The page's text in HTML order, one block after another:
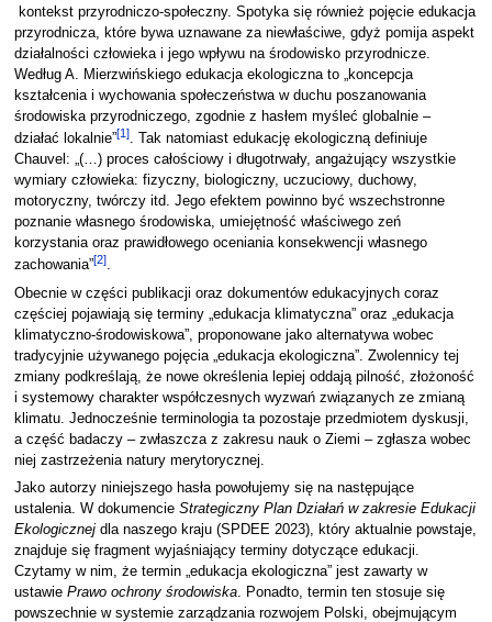
kontekst przyrodniczo-społeczny. Spotyka się również pojęcie edukacja
przyrodnicza, które bywa uznawane za niewłaściwe, gdyż pomija aspekt
działalności człowieka i jego wpływu na środowisko przyrodnicze.
Według A. Mierzwińskiego edukacja ekologiczna to „koncepcja
kształcenia i wychowania społeczeństwa w duchu poszanowania
środowiska przyrodniczego, zgodnie z hasłem myśleć globalnie –
działać lokalnie”[1]. Tak natomiast edukację ekologiczną definiuje
Chauvel: „(…) proces całościowy i długotrwały, angażujący wszystkie
wymiary człowieka: fizyczny, biologiczny, uczuciowy, duchowy,
motoryczny, twórczy itd. Jego efektem powinno być wszechstronne
poznanie własnego środowiska, umiejętność właściwego zeń
korzystania oraz prawidłowego oceniania konsekwencji własnego
zachowania”[2].
Obecnie w części publikacji oraz dokumentów edukacyjnych coraz
częściej pojawiają się terminy „edukacja klimatyczna” oraz „edukacja
klimatyczno-środowiskowa”, proponowane jako alternatywa wobec
tradycyjnie używanego pojęcia „edukacja ekologiczna”. Zwolennicy tej
zmiany podkreślają, że nowe określenia lepiej oddają pilność, złożoność
i systemowy charakter współczesnych wyzwań związanych ze zmianą
klimatu. Jednocześnie terminologia ta pozostaje przedmiotem dyskusji,
a część badaczy – zwłaszcza z zakresu nauk o Ziemi – zgłasza wobec
niej zastrzeżenia natury merytorycznej.
Jako autorzy niniejszego hasła powołujemy się na następujące
ustalenia. W dokumencie Strategiczny Plan Działań w zakresie Edukacji
Ekologicznejdla naszego kraju (SPDEE 2023), który aktualnie powstaje,
znajduje się fragment wyjaśniający terminy dotyczące edukacji.
Czytamy w nim, że termin „edukacja ekologiczna” jest zawarty w
ustawie Prawo ochrony środowiska. Ponadto, termin ten stosuje się
powszechnie w systemie zarządzania rozwojem Polski, obejmującym